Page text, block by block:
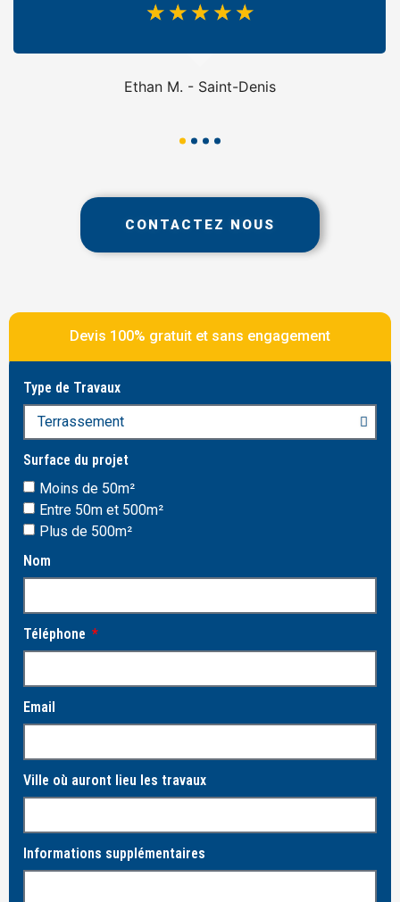
Ethan M. - Saint-Denis
☆ ☆ ☆ ☆ ☆
CONTACTEZ NOUS
Devis 100% gratuit et sans engagement
Type de Travaux
Surface du projet
Moins de 50m²
Entre 50m et 500m²
Plus de 500m²
Nom
Téléphone
Email
Ville où auront lieu les travaux
Informations supplémentaires